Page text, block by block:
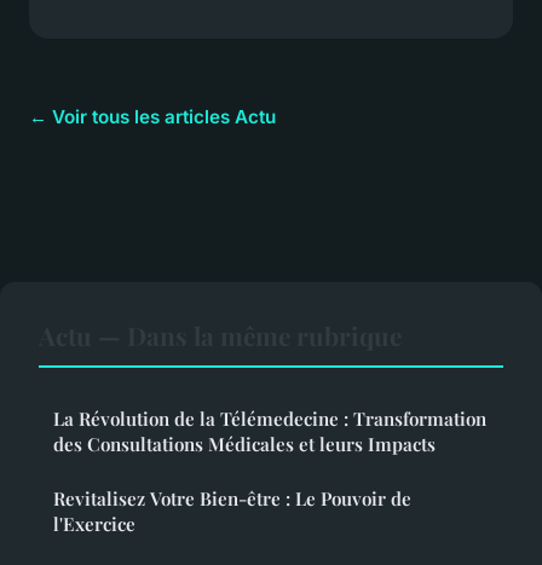
← Voir tous les articles Actu
La Révolution de la Télémedecine : Transformation
des Consultations Médicales et leurs Impacts
Revitalisez Votre Bien-être : Le Pouvoir de
l'Exercice